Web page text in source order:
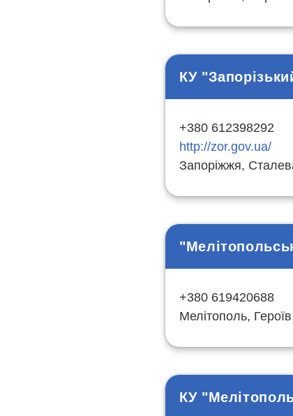
КУ
+380 612398292
http://zor.gov.ua/
Запоріжжя,
+380 619420688
Мелітополь,
КУ